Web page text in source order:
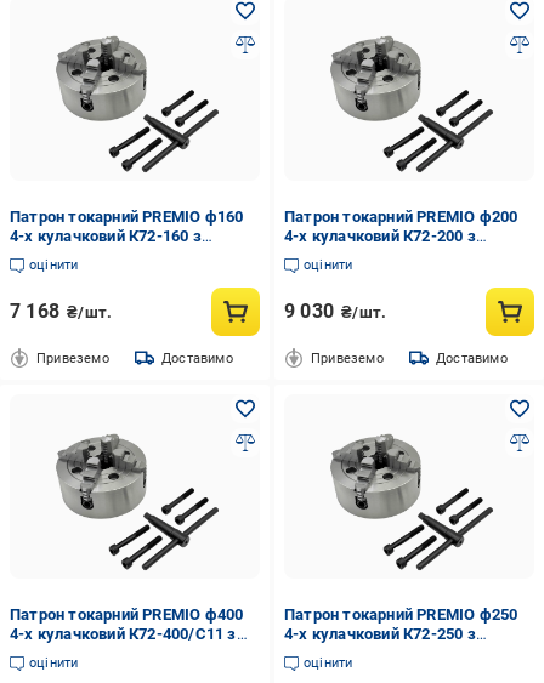
Патрон токарний PREMIO ф160
4-х кулачковий К72-160 з
незалежним переміщенням
кулачків (055144)
оцінити
7 168 ₴/шт.
Привеземо Доставимо
Патрон токарний PREMIO ф200
4-х кулачковий К72-200 з
незалежним переміщенням
кулачків (055145)
оцінити
9 030 ₴/шт.
Привеземо Доставимо
Патрон токарний PREMIO ф400
4-х кулачковий К72-400/С11 з
незалежним переміщенням
кулачків (055151)
оцінити
Патрон токарний PREMIO ф250
4-х кулачковий К72-250 з
незалежним переміщенням
кулачків (055146)
оцінити